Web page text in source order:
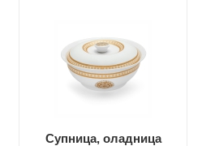
Супница, оладница